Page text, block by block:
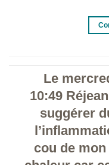
Le
10:49
suggérer
cou de